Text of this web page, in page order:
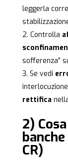
leggerla
Controlla
sofferenza”
Se vedi
rettifica
2)
CR)